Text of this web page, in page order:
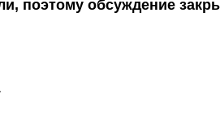
поэтому обсуждение